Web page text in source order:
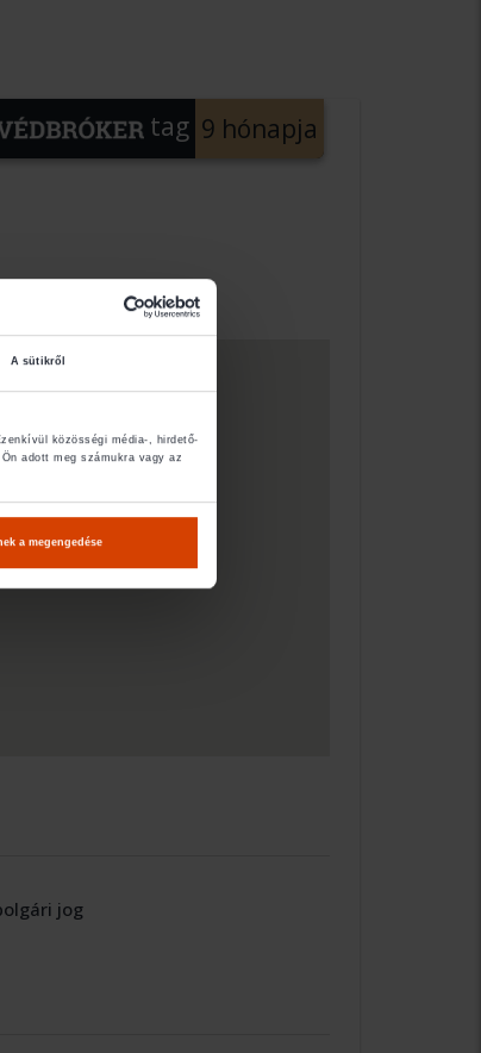
A sütikről
közösségi média-, hirdető-
adott meg számukra vagy az
a megengedése
tag 9 hónapja
jog